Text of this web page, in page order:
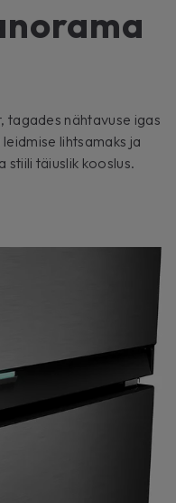
tagades nähtavuse igas
lihtsamaks ja
stiili täiuslik kooslus.